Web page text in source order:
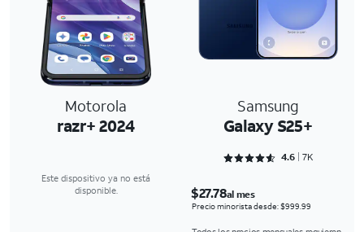
Motorola
razr+ 2024
Samsung
Galaxy S25+
Rated 4.6898 out of 5
4.6 7K
Este dispositivo ya no está
disponible.
$27.78al mes
Precio minorista desde: $999.99